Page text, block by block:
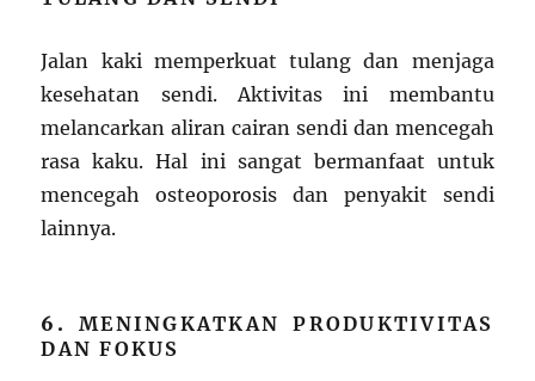
Jalan kaki memperkuat tulang dan menjaga
kesehatan sendi. Aktivitas ini membantu
melancarkan aliran cairan sendi dan mencegah
rasa kaku. Hal ini sangat bermanfaat untuk
mencegah osteoporosis dan penyakit sendi
lainnya.
6.MENINGKATKAN PRODUKTIVITAS
DAN FOKUS